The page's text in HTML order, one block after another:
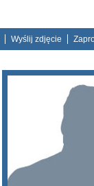
Wyślij zdjęcie